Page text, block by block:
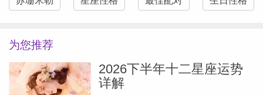
为您推荐
2026下半年十二星座运势
详解